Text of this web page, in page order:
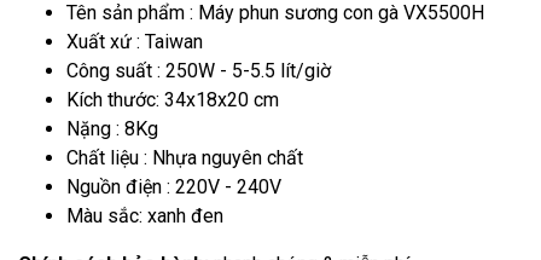
Tên sản phẩm : Máy phun sương con gà VX5500H
Xuất xứ : Taiwan
Công suất : 250W - 5-5.5 lít/giờ
Kích thước: 34x18x20 cm
Nặng : 8Kg
Chất liệu : Nhựa nguyên chất
Nguồn điện : 220V - 240V
Màu sắc: xanh đen